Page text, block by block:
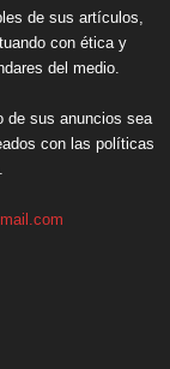
de sus artículos,
con ética y
del medio.
de sus anuncios sea
con las políticas